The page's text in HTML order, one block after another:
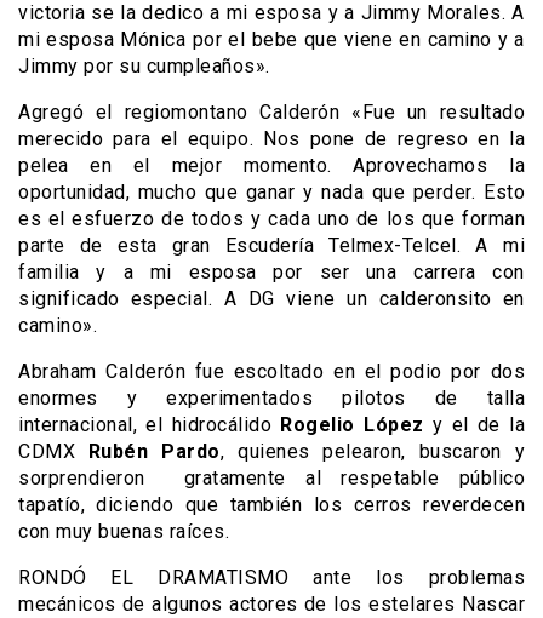
victoria se la dedico a mi esposa y a Jimmy Morales. A
mi esposa Mónica por el bebe que viene en camino y a
Jimmy por su cumpleaños».
Agregó el regiomontano Calderón «Fue un resultado
merecido para el equipo. Nos pone de regreso en la
pelea en el mejor momento. Aprovechamos la
oportunidad, mucho que ganar y nada que perder. Esto
es el esfuerzo de todos y cada uno de los que forman
parte de esta gran Escudería Telmex-Telcel. A mi
familia y a mi esposa por ser una carrera con
significado especial. A DG viene un calderonsito en
camino».
Abraham Calderón fue escoltado en el podio por dos
enormes y experimentados pilotos de talla
internacional, el hidrocálido Rogelio López y el de la
CDMX
Rubén Pardo, quienes pelearon, buscaron y
sorprendieron gratamente al respetable público
tapatío, diciendo que también los cerros reverdecen
con muy buenas raíces.
RONDÓ EL DRAMATISMO ante los problemas
mecánicos de algunos actores de los estelares Nascar